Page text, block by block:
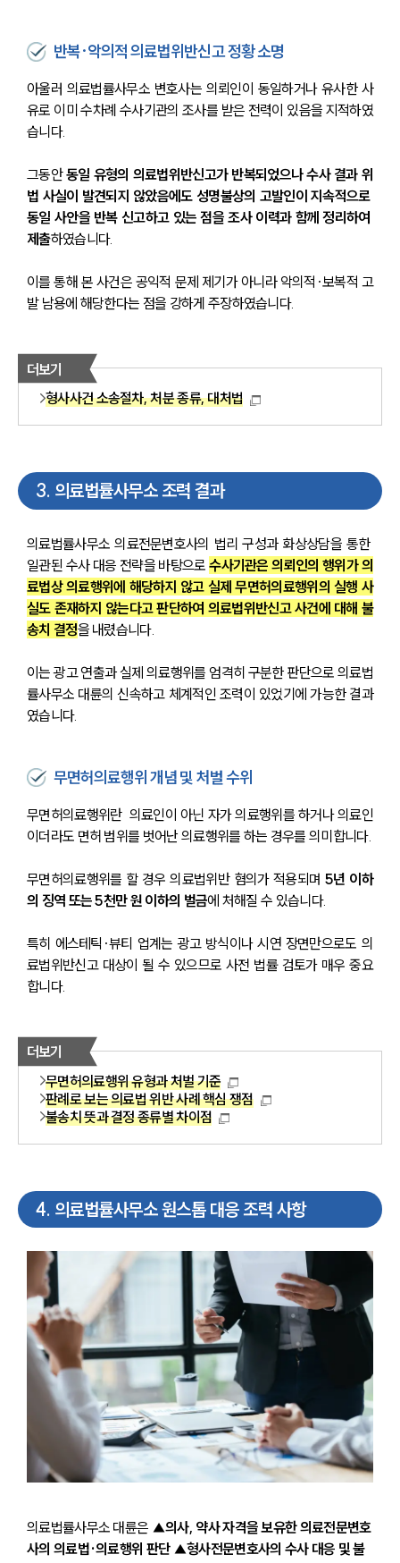
센터소개
센터소개
대륜의 강점
오시는 길
통합검색
AI대륜
반복·악의적 의료법위반신고 정황 소명
아울러 의료법률사무소 변호사는 의뢰인이 동일하거나 유사한 사
유로 이미 수차례 수사기관의 조사를 받은 전력이 있음을 지적하였
습니다.
그동안 동일 유형의 의료법위반신고가 반복되었으나 수사 결과 위
법 사실이 발견되지 않았음에도 성명불상의 고발인이 지속적으로
동일 사안을 반복 신고하고 있는 점을 조사 이력과 함께 정리하여
제출하였습니다.
이를 통해 본 사건은 공익적 문제 제기가 아니라 악의적·보복적 고
발 남용에 해당한다는 점을 강하게 주장하였습니다.
더보기
형사사건 소송절차, 처분 종류, 대처법
3. 의료법률사무소 조력 결과
의료법률사무소 의료전문변호사의 법리 구성과 화상상담을 통한
일관된 수사 대응 전략을 바탕으로 수사기관은 의뢰인의 행위가 의
료법상 의료행위에 해당하지 않고 실제 무면허의료행위의 실행 사
실도 존재하지 않는다고 판단하여 의료법위반신고 사건에 대해 불
송치 결정을 내렸습니다.
이는 광고 연출과 실제 의료행위를 엄격히 구분한 판단으로 의료법
률사무소 대륜의 신속하고 체계적인 조력이 있었기에 가능한 결과
였습니다.
무면허의료행위 개념 및 처벌 수위
무면허의료행위란  의료인이 아닌 자가 의료행위를 하거나 의료인
이더라도 면허 범위를 벗어난 의료행위를 하는 경우를 의미합니다.
무면허의료행위를 할 경우 의료법위반 혐의가 적용되며 5년 이하
의 징역 또는 5천만 원 이하의 벌금에 처해질 수 있습니다.
특히 에스테틱·뷰티 업계는 광고 방식이나 시연 장면만으로도 의
료법위반신고 대상이 될 수 있으므로 사전 법률 검토가 매우 중요
합니다.
더보기
무면허의료행위 유형과 처벌 기준
판례로 보는 의료법 위반 사례 핵심 쟁점
불송치 뜻과 결정 종류별 차이점
4. 의료법률사무소 원스톱 대응 조력 사항
의료법률사무소 대륜은 ▲의사, 약사 자격을 보유한 의료전문변호
사의 의료법·의료행위 판단 ▲형사전문변호사의 수사 대응 및 불